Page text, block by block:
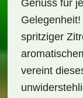
Genuss für
Gelegenheit!
spritziger
vereint